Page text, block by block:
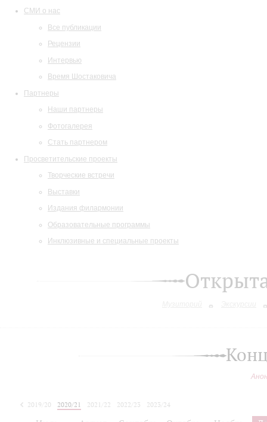
СМИ о нас
Все публикации
Рецензии
Интервью
Время Шостаковича
Партнеры
Наши партнеры
Фотогалерея
Стать партнером
Просветительские проекты
Творческие встречи
Выставки
Издания филармонии
Образовательные программы
Инклюзивные и специальные проекты
2019/20 2020/21 2021/22 2022/23
2023/24